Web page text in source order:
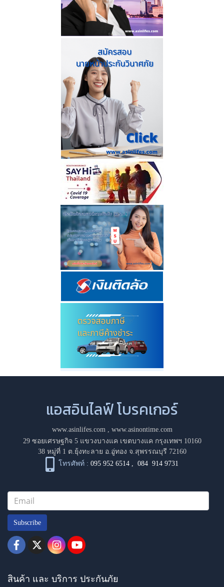
แอสอินไลฟ์ โบรคเกอร์
www.asinlifes.com, www.asinontime.com
29 ซอยเศรษฐกิจ 5 แขวงบางแค เขตบางแค กรุงเทพฯ 10160
38 หมู่ที่ 1 ต.ยุ้งทะลาย อ.อู่ทอง จ.สุพรรณบุรี 72160
โทรศัพท์ : 095 952 6514 ,084 914 9731
Subscribe
สินค้า และ บริการ ประกันภัย